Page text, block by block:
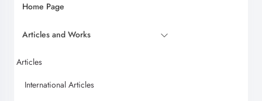
Home Page
Articles and Works
Articles
International Articles